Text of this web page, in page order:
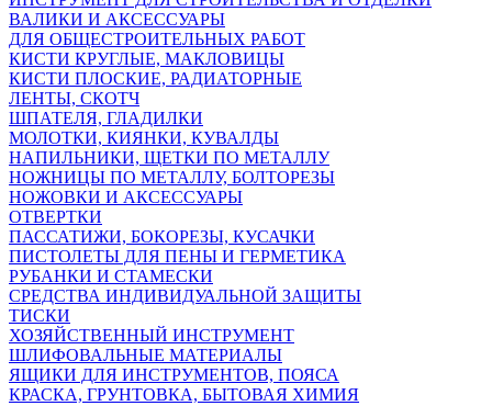
ВАЛИКИ И АКСЕССУАРЫ
ДЛЯ ОБЩЕСТРОИТЕЛЬНЫХ РАБОТ
КИСТИ КРУГЛЫЕ, МАКЛОВИЦЫ
КИСТИ ПЛОСКИЕ, РАДИАТОРНЫЕ
ЛЕНТЫ, СКОТЧ
ШПАТЕЛЯ, ГЛАДИЛКИ
МОЛОТКИ, КИЯНКИ, КУВАЛДЫ
НАПИЛЬНИКИ, ЩЕТКИ ПО МЕТАЛЛУ
НОЖНИЦЫ ПО МЕТАЛЛУ, БОЛТОРЕЗЫ
НОЖОВКИ И АКСЕССУАРЫ
ОТВЕРТКИ
ПАССАТИЖИ, БОКОРЕЗЫ, КУСАЧКИ
ПИСТОЛЕТЫ ДЛЯ ПЕНЫ И ГЕРМЕТИКА
РУБАНКИ И СТАМЕСКИ
СРЕДСТВА ИНДИВИДУАЛЬНОЙ ЗАЩИТЫ
ТИСКИ
ХОЗЯЙСТВЕННЫЙ ИНСТРУМЕНТ
ШЛИФОВАЛЬНЫЕ МАТЕРИАЛЫ
ЯЩИКИ ДЛЯ ИНСТРУМЕНТОВ, ПОЯСА
КРАСКА, ГРУНТОВКА, БЫТОВАЯ ХИМИЯ